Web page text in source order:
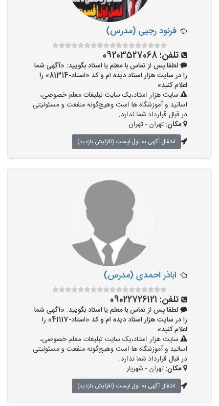
فرنود رجبی (مدرس)
تلفن: 09203527068
لطفا پس از تماس با معلم یا استاد بگویید: «آگهی شما
را در سایت هزار استاد دیده ام و کد «استاد-81314» را
اعلام کنید»
سایت هزار استاد،یک سایت تبلیغات معلم خصوصی،
اساتید و آموزشگاه ها است وهیچ‌گونه منفعت و مسئولیتی
در قبال قرارداد شما ندارد.
مکان:تهران - تهران
انتقال آگهی به اول لیست (افزایش بازدید)
اباذر احمدی (مدرس)
تلفن: 09022726121
لطفا پس از تماس با معلم یا استاد بگویید: «آگهی شما
را در سایت هزار استاد دیده ام و کد «استاد-41117» را
اعلام کنید»
سایت هزار استاد،یک سایت تبلیغات معلم خصوصی،
اساتید و آموزشگاه ها است وهیچ‌گونه منفعت و مسئولیتی
در قبال قرارداد شما ندارد.
مکان:تهران - شهریار
انتقال آگهی به اول لیست (افزایش بازدید)